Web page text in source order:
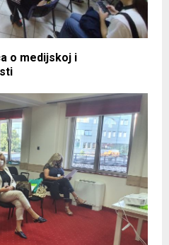
o medijskoj i